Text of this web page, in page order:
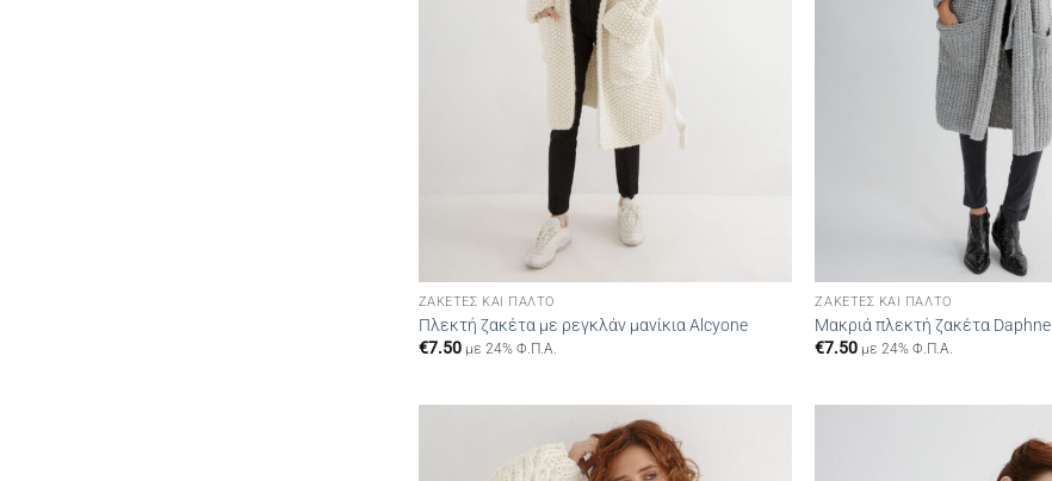
ΖΑΚΈΤΕΣ ΚΑΙ ΠΑΛΤΌ
Πλεκτή ζακέτα με ρεγκλάν μανίκια Alcyone
€7.50 με 24% Φ.Π.Α.
ΖΑΚΈΤΕΣ ΚΑΙ ΠΑΛΤΌ
Μακριά πλεκτή ζακέτα Daphne
€7.50 με 24% Φ.Π.Α.